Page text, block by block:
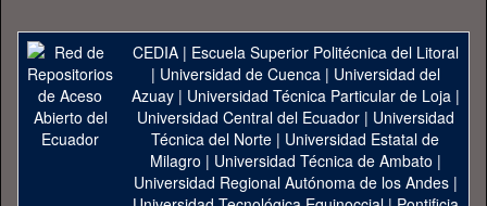
CEDIA| Escuela Superior Politécnica del Litoral
| Universidad de Cuenca| Universidad del
Azuay| Universidad Técnica Particular de Loja|
Universidad Central del Ecuador| Universidad
Técnica del Norte | Universidad Estatal de
Milagro | Universidad Técnica de Ambato |
Universidad Regional Autónoma de los Andes|